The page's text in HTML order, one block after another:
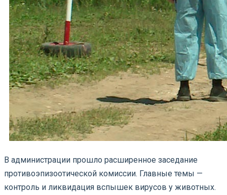
В администрации прошло расширенное заседание
противоэпизоотической комиссии. Главные темы —
контроль и ликвидация вспышек вирусов у животных.